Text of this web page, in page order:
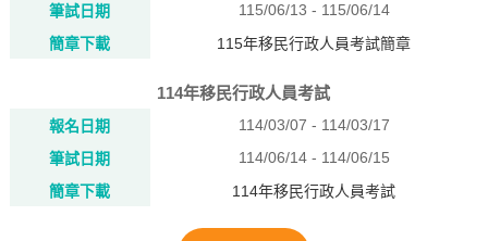
筆試日期
115/06/13 - 115/06/14
簡章下載
115年移民行政人員考試簡章
114年移民行政人員考試
報名日期
114/03/07 - 114/03/17
筆試日期
114/06/14 - 114/06/15
簡章下載
114年移民行政人員考試